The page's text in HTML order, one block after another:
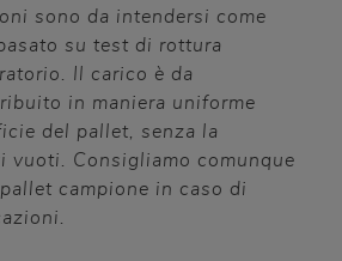
sono da intendersi come
su test di rottura
Il carico è da
in maniera uniforme
del pallet, senza la
vuoti. Consigliamo comunque
campione in caso di